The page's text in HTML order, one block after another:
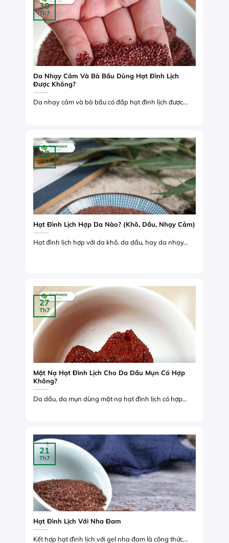
Da Nhạy Cảm Và Bà Bầu Dùng Hạt Đình Lịch
Được Không?
Da nhạy cảm và bà bầu có đắp hạt đình lịch được...
30
Th7
Hạt Đình Lịch Hợp Da Nào? (Khô, Dầu, Nhạy Cảm)
Hạt đình lịch hợp với da khô, da dầu, hay da nhạy...
27
Th7
Mặt Nạ Hạt Đình Lịch Cho Da Dầu Mụn Có Hợp
Không?
Da dầu, da mụn dùng mặt nạ hạt đình lịch có hợp...
27
Th7
Hạt Đình Lịch Với Nha Đam
Kết hợp hạt đình lịch với gel nha đam là công thức...
21
Th7